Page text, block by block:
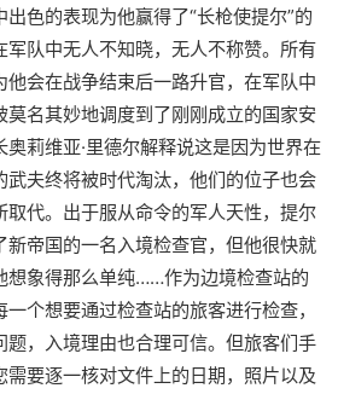
色的表现为他赢得了“长枪使提尔”的
队中无人不知晓，无人不称赞。所有
他会在战争结束后一路升官，在军队中
名其妙地调度到了刚刚成立的国家安
莉维亚·里德尔解释说这是因为世界在
武夫终将被时代淘汰，他们的位子也会
代。出于服从命令的军人天性，提尔
帝国的一名入境检查官，但他很快就
想象得那么单纯……作为边境检查站的
个想要通过检查站的旅客进行检查，
，入境理由也合理可信。但旅客们手
需要逐一核对文件上的日期，照片以及